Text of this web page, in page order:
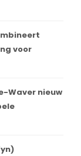
voor
Waver nieuw